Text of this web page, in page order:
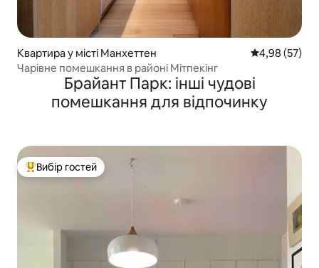
Квартира у місті Манхеттен Середня
4,98 (57)
Чарівне помешкання в районі Мітпекінг
Брайант Парк: інші чудові
помешкання для відпочинку
Топ вибір гостей
Вибір гостей